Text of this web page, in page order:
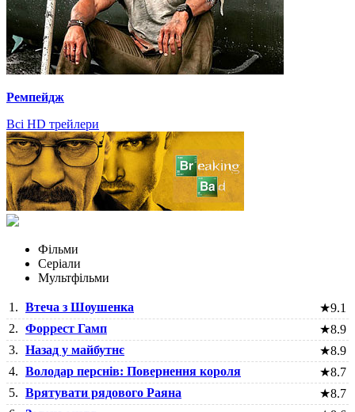
Ремпейдж
Всі HD трейлери
Фільми
Серіали
Мультфільми
1. Втеча з Шоушенка ★9.1
2. Форрест Гамп ★8.9
3. Назад у майбутнє ★8.9
4. Володар перснів: Повернення короля ★8.7
5. Врятувати рядового Раяна ★8.7